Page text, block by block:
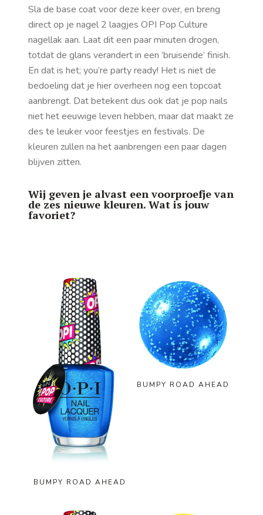
Sla de base coat voor deze keer over, en breng
direct op je nagel 2 laagjes OPI Pop Culture
nagellak aan. Laat dit een paar minuten drogen,
totdat de glans verandert in een ‘bruisende’ finish.
En dat is het; you’re party ready! Het is niet de
bedoeling dat je hier overheen nog een topcoat
aanbrengt. Dat betekent dus ook dat je pop nails
niet het eeuwige leven hebben, maar dat maakt ze
des te leuker voor feestjes en festivals. De
kleuren zullen na het aanbrengen een paar dagen
blijven zitten.
Wij geven je alvast een voorproefje van
de zes nieuwe kleuren. Wat is jouw
favoriet?
BUMPY ROAD AHEAD
BUMPY ROAD AHEAD